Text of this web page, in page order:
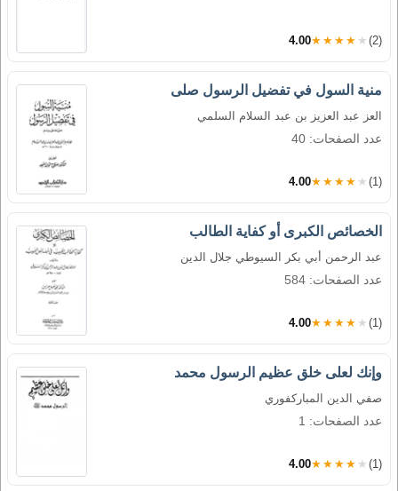
4.00★★★★★ (2)
منية السول في تفضيل الرسول صلى
العز عبد العزيز بن عبد السلام السلمي
عدد الصفحات: 40
4.00★★★★★ (1)
الخصائص الكبرى أو كفاية الطالب
عبد الرحمن أبي بكر السيوطي جلال الدين
عدد الصفحات: 584
4.00★★★★★ (1)
وإنك لعلى خلق عظيم الرسول محمد
صفي الدين المباركفوري
عدد الصفحات: 1
4.00★★★★★ (1)